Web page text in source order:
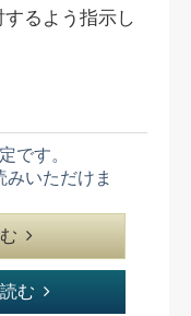
るよう指示し
です。
いただけま
む